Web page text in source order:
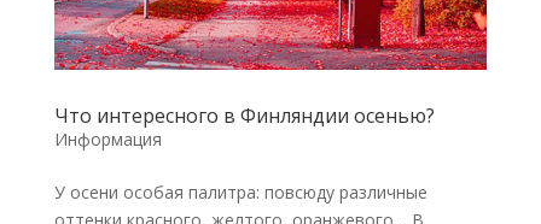
Что интересного в Финляндии осенью?
Информация
У осени особая палитра: повсюду различные
оттенки красного, желтого, оранжевого… В